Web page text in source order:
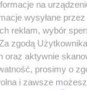
na
wysyłane
reklam, wybór
zgodą
oraz aktywnie
prosimy o
i zawsze